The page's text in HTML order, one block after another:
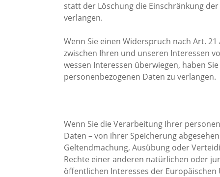
statt der Löschung die Einschränkung
verlangen.
Wenn Sie einen Widerspruch nach Art.
zwischen Ihren und unseren Interessen
wessen Interessen überwiegen, haben
personenbezogenen Daten zu verlangen.
Wenn Sie die Verarbeitung Ihrer
Daten – von ihrer Speicherung
Geltendmachung, Ausübung oder
Rechte einer anderen natürlichen oder
öffentlichen Interesses der